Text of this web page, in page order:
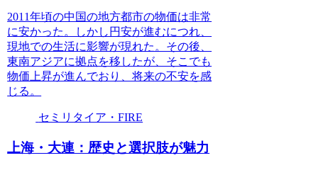
2011年頃の中国の地方都市の物価は非常
に安かった。しかし円安が進むにつれ、
現地での生活に影響が現れた。その後、
東南アジアに拠点を移したが、そこでも
物価上昇が進んでおり、将来の不安を感
じる。
セミリタイア・FIRE
上海・大連：歴史と選択肢が魅力